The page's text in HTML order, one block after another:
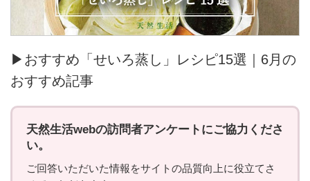
▶おすすめ「せいろ蒸し」レシピ15選｜6月の
おすすめ記事